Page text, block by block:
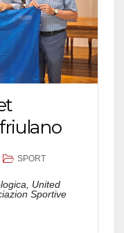
SPORT
United
Sportive